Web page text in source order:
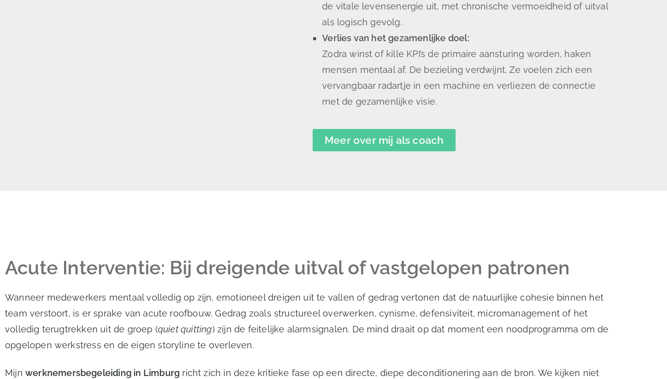
de vitale levensenergie uit, met chronische vermoeidheid of uitval
als logisch gevolg.
Verlies van het gezamenlijke doel:
Zodra winst of kille KPI’s de primaire aansturing worden, haken
mensen mentaal af. De bezieling verdwijnt. Ze voelen zich een
vervangbaar radartje in een machine en verliezen de connectie
met de gezamenlijke visie.
Meer over mij als coach
Acute Interventie: Bij dreigende uitval of vastgelopen patronen
Wanneer medewerkers mentaal volledig op zijn, emotioneel dreigen uit te vallen of gedrag vertonen dat de natuurlijke cohesie binnen het
team verstoort, is er sprake van acute roofbouw. Gedrag zoals structureel overwerken, cynisme, defensiviteit, micromanagement of het
volledig terugtrekken uit de groep (quiet quitting) zijn de feitelijke alarmsignalen. De mind draait op dat moment een noodprogramma om de
opgelopen werkstress en de eigen storyline te overleven.
Mijn werknemersbegeleiding in Limburg richt zich in deze kritieke fase op een directe, diepe deconditionering aan de bron. We kijken niet